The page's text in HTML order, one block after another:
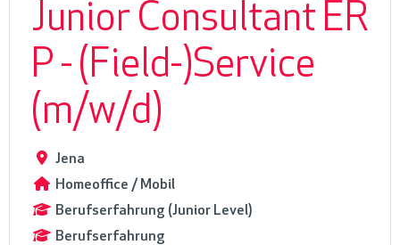
Junior Consultant ER
P - (Field-)Service
(m/w/d)
Jena
Homeoffice / Mobil
Berufserfahrung (Junior Level)
Berufserfahrung